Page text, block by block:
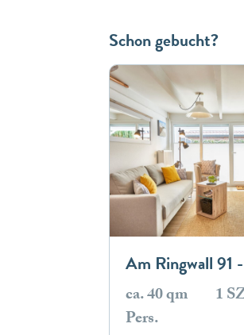
Schon gebucht?
Am Ringwall 91
ca. 40 qm 1
Pers.